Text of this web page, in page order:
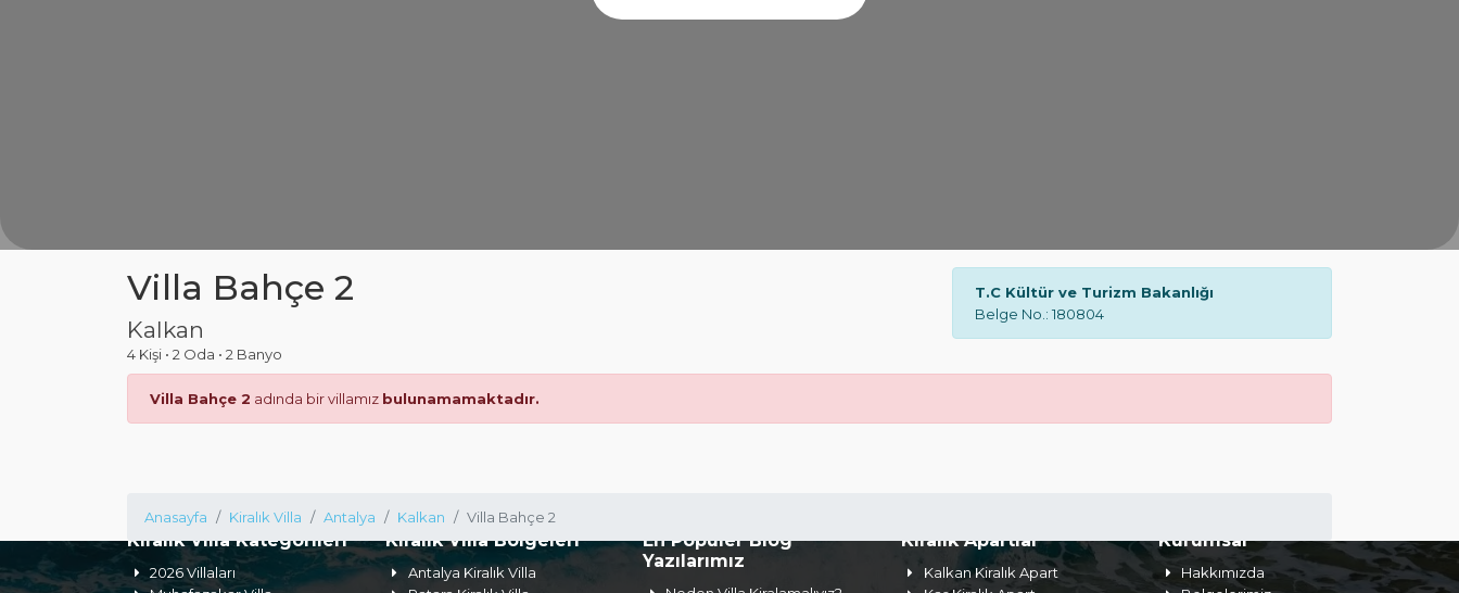
Villa Bahçe 2
Kalkan
4 Kişi • 2 Oda • 2 Banyo
T.C Kültür ve Turizm Bakanlığı
Belge No.: 180804
Villa Bahçe 2 adında bir villamız bulunamamaktadır.
Anasayfa Kiralık Villa Antalya Kalkan Villa Bahçe 2
Kiralık Villa Kategorileri
2026 Villaları
Kiralık Villa Bölgeleri
Antalya Kiralık Villa
En Popüler Blog
Yazılarımız
Kiralık Apartlar
Kalkan Kiralık Apart
Kurumsal
Hakkımızda